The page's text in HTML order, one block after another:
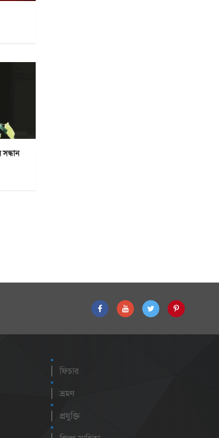
ফিচার
ভ্রমণ
প্রযুক্তি